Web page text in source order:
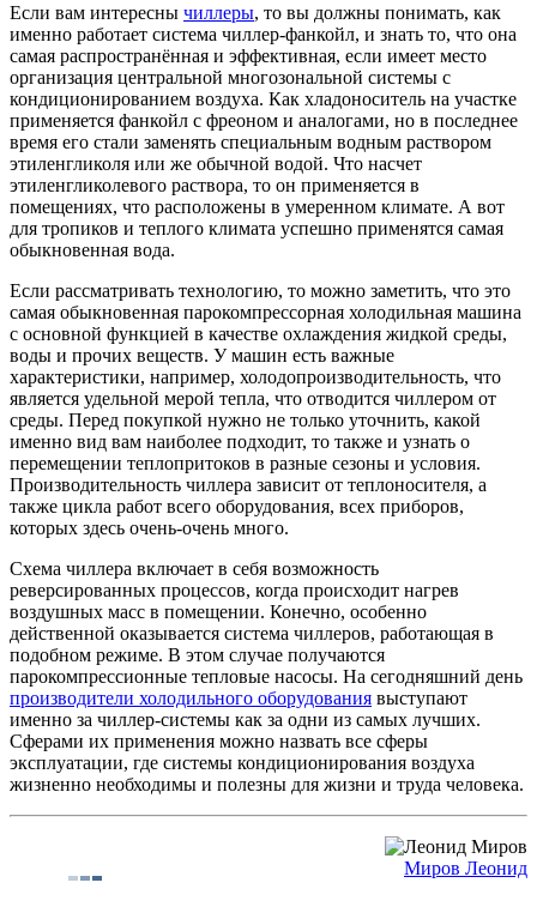
Если вам интересны чиллеры, то вы должны понимать, как
именно работает система чиллер-фанкойл, и знать то, что она
самая распространённая и эффективная, если имеет место
организация центральной многозональной системы с
кондиционированием воздуха. Как хладоноситель на участке
применяется фанкойл с фреоном и аналогами, но в последнее
время его стали заменять специальным водным раствором
этиленгликоля или же обычной водой. Что насчет
этиленгликолевого раствора, то он применяется в
помещениях, что расположены в умеренном климате. А вот
для тропиков и теплого климата успешно применятся самая
обыкновенная вода.
Если рассматривать технологию, то можно заметить, что это
самая обыкновенная парокомпрессорная холодильная машина
с основной функцией в качестве охлаждения жидкой среды,
воды и прочих веществ. У машин есть важные
характеристики, например, холодопроизводительность, что
является удельной мерой тепла, что отводится чиллером от
среды. Перед покупкой нужно не только уточнить, какой
именно вид вам наиболее подходит, то также и узнать о
перемещении теплопритоков в разные сезоны и условия.
Производительность чиллера зависит от теплоносителя, а
также цикла работ всего оборудования, всех приборов,
которых здесь очень-очень много.
Схема чиллера включает в себя возможность
реверсированных процессов, когда происходит нагрев
воздушных масс в помещении. Конечно, особенно
действенной оказывается система чиллеров, работающая в
подобном режиме. В этом случае получаются
парокомпрессионные тепловые насосы. На сегодняшний день
производители холодильного оборудования выступают
именно за чиллер-системы как за одни из самых лучших.
Сферами их применения можно назвать все сферы
эксплуатации, где системы кондиционирования воздуха
жизненно необходимы и полезны для жизни и труда человека.
Миров Леонид